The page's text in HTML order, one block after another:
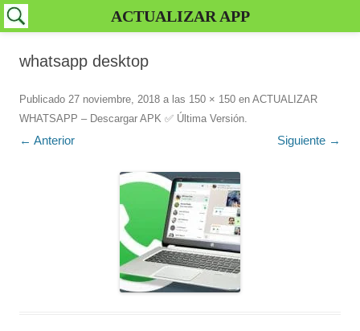
whatsapp desktop
Publicado 27 noviembre, 2018 a las 150 × 150 en ACTUALIZAR
WHATSAPP – Descargar APK ✅️ Última Versión.
← Anterior Siguiente →
ACTUALIZAR APP